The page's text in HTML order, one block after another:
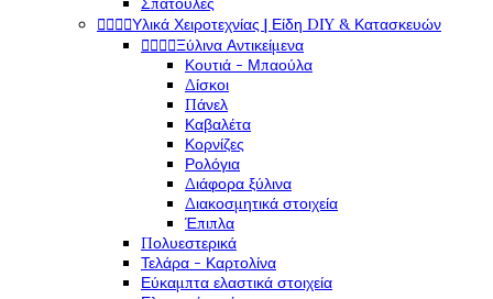
Υλικά Χειροτεχνίας | Είδη DIY & Κατασκευών
Ξύλινα Αντικείμενα
Κουτιά - Μπαούλα
Δίσκοι
Πάνελ
Καβαλέτα
Κορνίζες
Ρολόγια
Διάφορα ξύλινα
Διακοσμητικά στοιχεία
Έπιπλα
Πολυεστερικά
Τελάρα - Καρτολίνα
Εύκαμπτα ελαστικά στοιχεία